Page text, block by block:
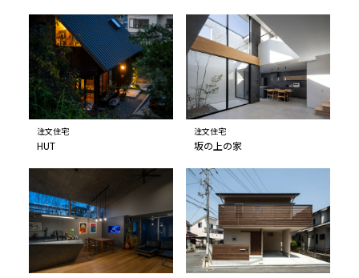
注文住宅
HUT
注文住宅
坂の上の家